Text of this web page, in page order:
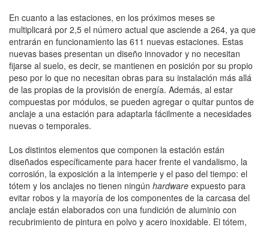
En cuanto a las estaciones, en los próximos meses se
multiplicará por 2,5 el número actual que asciende a 264, ya que
entrarán en funcionamiento las 611 nuevas estaciones. Estas
nuevas bases presentan un diseño innovador y no necesitan
fijarse al suelo, es decir, se mantienen en posición por su propio
peso por lo que no necesitan obras para su instalación más allá
de las propias de la provisión de energía. Además, al estar
compuestas por módulos, se pueden agregar o quitar puntos de
anclaje a una estación para adaptarla fácilmente a necesidades
nuevas o temporales.
Los distintos elementos que componen la estación están
diseñados específicamente para hacer frente el vandalismo, la
corrosión, la exposición a la intemperie y el paso del tiempo: el
tótem y los anclajes no tienen ningún hardware expuesto para
evitar robos y la mayoría de los componentes de la carcasa del
anclaje están elaborados con una fundición de aluminio con
recubrimiento de pintura en polvo y acero inoxidable. El tótem,